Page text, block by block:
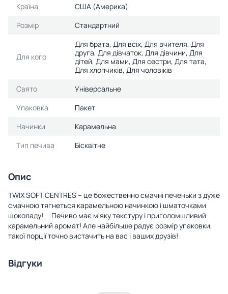
Країна
США (Америка)
Розмір
Стандартний
Для кого
Для брата, Для всіх, Для вчителя, Для
друга, Для дівчаток, Для дівчини, Для
дітей, Для мами, Для сестри, Для тата,
Для хлопчиків, Для чоловіків
Свято
Універсальне
Упаковка
Пакет
Начинки
Карамельна
Тип печива
Бісквітне
Опис
TWIX SOFT СENTRES – це божественно смачні печеньки з дуже
смачною тягнеться карамельною начинкою і шматочками
шоколаду! ⠀ Печиво має м'яку текстуру і приголомшливий
карамельний аромат! Але найбільше радує розмір упаковки,
такої порції точно вистачить на вас і ваших друзів!
Відгуки